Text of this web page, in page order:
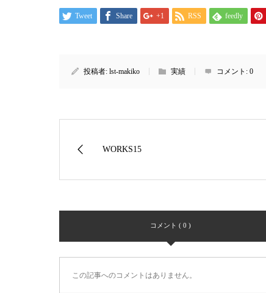
Tweet Share +1 RSS feedly
投稿者: lst-makiko 実績 コメント: 0
WORKS15
コメント ( 0 )
この記事へのコメントはありません。